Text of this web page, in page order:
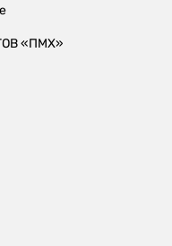
«ПМХ»